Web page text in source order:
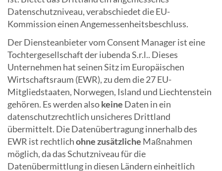
Datenschutzniveau, verabschiedet die EU-
Kommission einen Angemessenheitsbeschluss.
Der Diensteanbieter vom Consent Manager ist eine
Tochtergesellschaft der iubenda S.r.l.. Dieses
Unternehmen hat seinen Sitz im Europäischen
Wirtschaftsraum (EWR), zu dem die 27 EU-
Mitgliedstaaten, Norwegen, Island und Liechtenstein
gehören. Es werden alsokeine Daten in ein
datenschutzrechtlich unsicheres Drittland
übermittelt. Die Datenübertragung innerhalb des
EWR ist rechtlichohne zusätzliche Maßnahmen
möglich, da das Schutzniveau für die
Datenübermittlung in diesen Ländern einheitlich